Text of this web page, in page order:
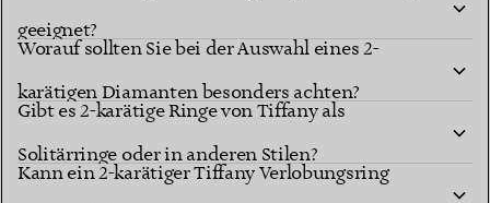
geeignet?
Worauf sollten Sie bei der Auswahl eines 2-
karätigen Diamanten besonders achten?
Gibt es 2-karätige Ringe von Tiffany als
Solitärringe oder in anderen Stilen?
Kann ein 2-karätiger Tiffany Verlobungsring